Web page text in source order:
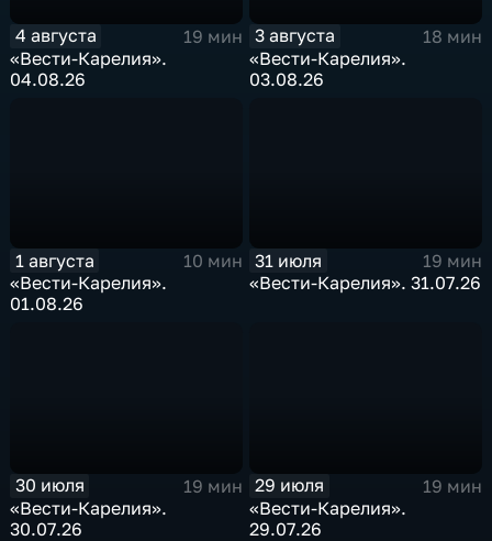
4 августа
19 мин
«Вести-Карелия».
04.08.26
3 августа
18 мин
«Вести-Карелия».
03.08.26
1 августа
10 мин
«Вести-Карелия».
01.08.26
31 июля
19 мин
«Вести-Карелия». 31.07.26
30 июля
19 мин
«Вести-Карелия».
30.07.26
29 июля
19 мин
«Вести-Карелия».
29.07.26